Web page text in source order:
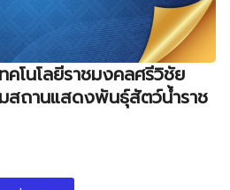
คโนโลยีราชมงคลศรีวิชัย
มสถานแสดงพันธุ์สัตว์น้ำราช